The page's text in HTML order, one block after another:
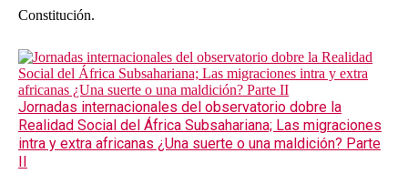
Constitución.
Jornadas internacionales del observatorio dobre la
Realidad Social del África Subsahariana; Las migraciones
intra y extra africanas ¿Una suerte o una maldición? Parte
II